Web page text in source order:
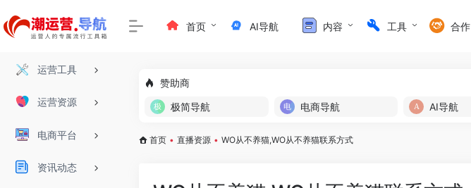
运营工具
运营资源
电商平台
资讯动态
首页 AI导航 内容 工具 合作
赞助商
极简导航
电商导航 AI导航
首页 • 直播资源 • WO从不养猫,WO从不养猫联系方式